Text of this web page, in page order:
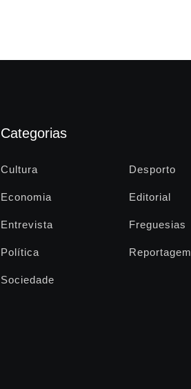
Categorias
Cultura Desporto
Economia Editorial
Entrevista Freguesias
Política Reportagem
Sociedade